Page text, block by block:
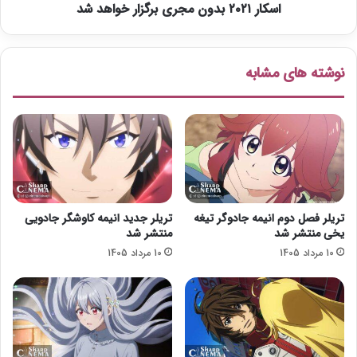
ه
و
م
ج
ر
ی‌
گ
ی
م
ج
ی
ب
ر
گ
ز
ر
خ
و
ه
د
ش
د
اسکار ۲۰۲۱ بدون مجری برگزار خواهد شد
نوشته های مشابه
تریلر فصل دوم انیمه جادوگر تیغه
یخی منتشر شد
10 مرداد 1405
تریلر جدید انیمه کاوشگر جادویی
منتشر شد
10 مرداد 1405